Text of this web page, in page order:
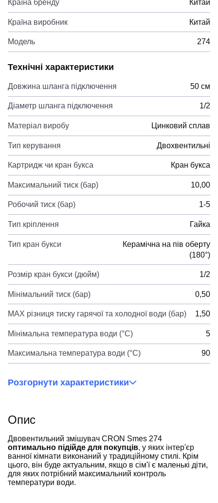
Країна бренду Китай
Країна виробник Китай
Модель 274
Технічні характеристики
Довжина шланга підключення 50 см
Діаметр шланга підключення 1/2
Матеріал виробу Цинковий сплав
Тип керування Двохвентильні
Картридж чи кран букса Кран букса
Максимальний тиск (бар) 10,00
Робочий тиск (бар) 1-5
Тип кріплення Гайка
Тип кран букси
Керамічна на пів оберту
(180°)
Розмір кран букси (дюйм) 1/2
Мінімальний тиск (бар) 0,50
MAX різниця тиску гарячої та холодної води (бар) 1,50
Мінімальна температура води (°C) 5
Максимальна температура води (°C) 90
Розгорнути характеристики
Опис
Двовентильний змішувач CRON Smes 274
оптимально підійде для покупців, у яких інтер'єр
ванної кімнати виконаний у традиційному стилі. Крім
цього, він буде актуальним, якщо в сім'ї є маленькі діти,
для яких потрібний максимальний контроль
температури води.